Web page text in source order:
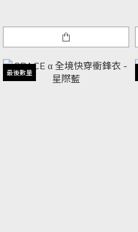
最後數量